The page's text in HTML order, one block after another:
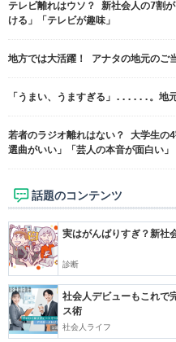
テレビ離れはウソ？ 新社会人の7割
ける」「テレビが趣味」
地方では大活躍！ アナタの地元のご
「うまい、うますぎる」......。地元
若者のラジオ離れはない？ 大学生の
選曲がいい」「芸人の本音が面白い」
話題のコンテンツ
実はがんばりすぎ？新社
診断
社会人デビューもこれ
ス術
社会人ライフ